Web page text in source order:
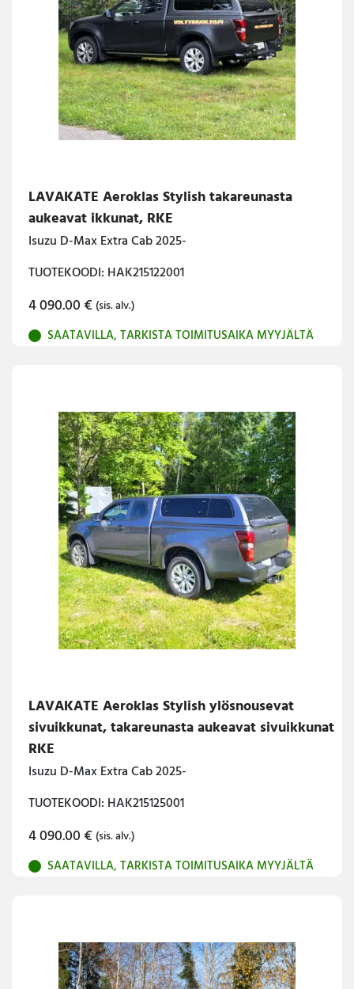
LAVAKATE Aeroklas Stylish takareunasta
aukeavat ikkunat, RKE
Isuzu D-Max Extra Cab 2025-
TUOTEKOODI: HAK215122001
4 090.00€ (sis. alv.)
SAATAVILLA, TARKISTA TOIMITUSAIKA MYYJÄLTÄ
LAVAKATE Aeroklas Stylish ylösnousevat
sivuikkunat, takareunasta aukeavat sivuikkunat
RKE
Isuzu D-Max Extra Cab 2025-
TUOTEKOODI: HAK215125001
4 090.00€ (sis. alv.)
SAATAVILLA, TARKISTA TOIMITUSAIKA MYYJÄLTÄ